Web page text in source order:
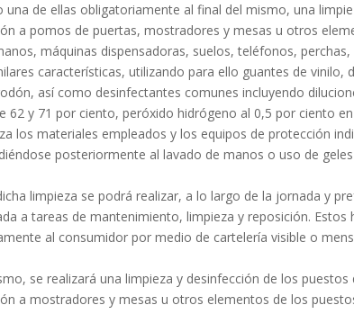
una de ellas obligatoriamente al final del mismo, una
a pomos de puertas, mostradores y mesas u otros
máquinas dispensadoras, suelos, teléfonos,
características, utilizando para ello guantes de
así como desinfectantes comunes incluyendo
62 y 71 por ciento, peróxido hidrógeno al 0,5 por ciento
los materiales empleados y los equipos de protección
posteriormente al lavado de manos o uso de
limpieza se podrá realizar, a lo largo de la jornada y
a tareas de mantenimiento, limpieza y reposición.
al consumidor por medio de cartelería visible o
se realizará una limpieza y desinfección de los
a mostradores y mesas u otros elementos de los